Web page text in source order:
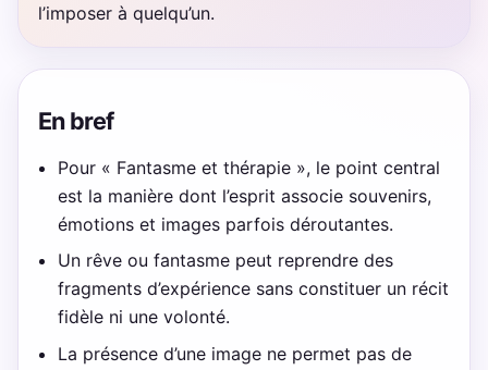
l’imposer à quelqu’un.
En bref
Pour « Fantasme et thérapie », le point central
est la manière dont l’esprit associe souvenirs,
émotions et images parfois déroutantes.
Un rêve ou fantasme peut reprendre des
fragments d’expérience sans constituer un récit
fidèle ni une volonté.
La présence d’une image ne permet pas de